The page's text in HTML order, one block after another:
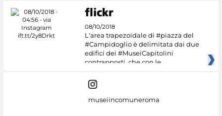
08/10/2018
L'area trapezoidale di #piazza del
#Campidoglio è delimitata dai due
edifici dei #MuseiCapitolini
contrapposti, che con le
museiincomuneroma